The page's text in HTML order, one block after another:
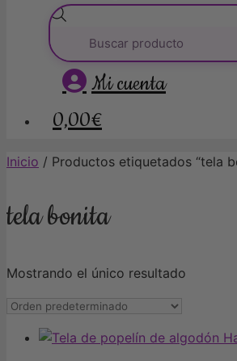
Mi cuenta
0,00€
Inicio / Productos etiquetados “tela
tela bonita
Mostrando el único resultado